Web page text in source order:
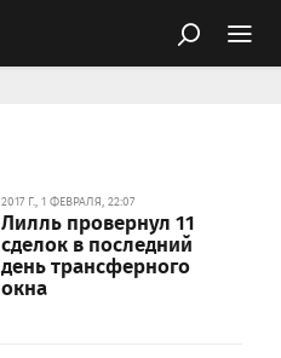
2017 Г., 1 ФЕВРАЛЯ, 22:07
Лилль провернул 11
сделок в последний
день трансферного
окна